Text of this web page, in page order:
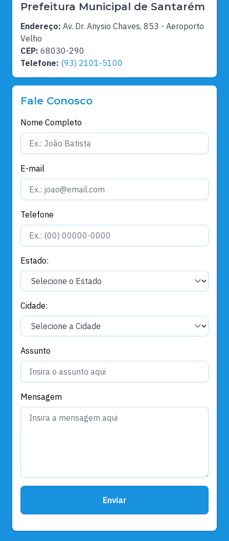
Prefeitura Municipal de Santarém
Endereço: Av. Dr. Anysio Chaves, 853 - Aeroporto
Velho
CEP: 68030-290
Telefone: (93) 2101-5100
Fale Conosco
Nome Completo
E-mail
Telefone
Estado:
Cidade:
Assunto
Mensagem
Enviar